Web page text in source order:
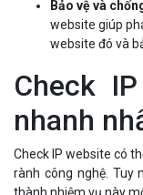
Bảo vệ và
website giúp
website đó và
Check
nhanh
Check IP website có
rành công nghệ. Tuy